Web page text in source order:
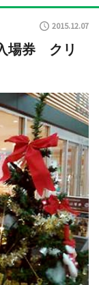
2015.12.07
場券 クリ